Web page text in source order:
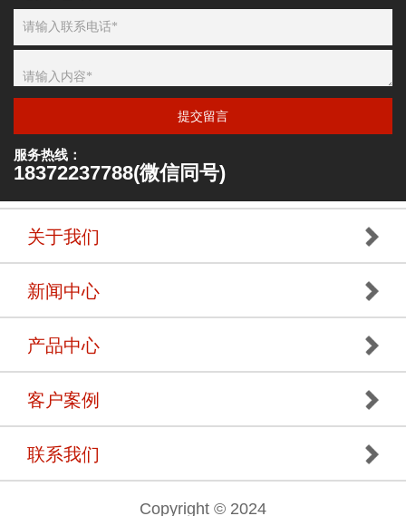
提交留言
服务热线：
18372237788(微信同号)
关于我们
新闻中心
产品中心
客户案例
联系我们
Copyright © 2024